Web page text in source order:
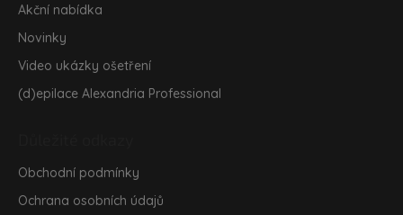
Akční nabídka
Novinky
Video ukázky ošetření
(d)epilace Alexandria Professional
Obchodní podmínky
Ochrana osobních údajů